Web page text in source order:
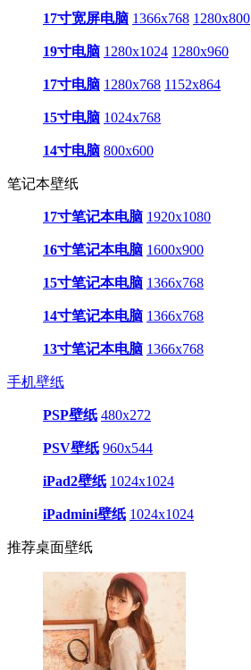
17寸宽屏电脑 1366x768 1280x800
19寸电脑 1280x1024 1280x960
17寸电脑 1280x768 1152x864
15寸电脑 1024x768
14寸电脑 800x600
笔记本壁纸
17寸笔记本电脑 1920x1080
16寸笔记本电脑 1600x900
15寸笔记本电脑 1366x768
14寸笔记本电脑 1366x768
13寸笔记本电脑 1366x768
手机壁纸
PSP壁纸 480x272
PSV壁纸 960x544
iPad2壁纸 1024x1024
iPadmini壁纸 1024x1024
推荐桌面壁纸